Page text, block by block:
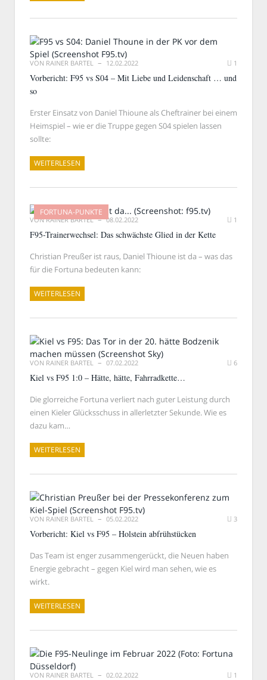
VON RAINER BARTEL 12.02.2022 1
Vorbericht: F95 vs S04 – Mit Liebe und Leidenschaft … und
so
Erster Einsatz von Daniel Thioune als Cheftrainer bei einem
Heimspiel – wie er die Truppe gegen S04 spielen lassen
sollte:
WEITERLESEN
FORTUNA-PUNKTE
VONRAINER BARTEL 08.02.2022 1
F95-Trainerwechsel: Das schwächste Glied in der Kette
Christian Preußer ist raus, Daniel Thioune ist da – was das
für die Fortuna bedeuten kann:
WEITERLESEN
VON RAINER BARTEL 07.02.2022 6
Kiel vs F95 1:0 – Hätte, hätte, Fahrradkette…
Die glorreiche Fortuna verliert nach guter Leistung durch
einen Kieler Glücksschuss in allerletzter Sekunde. Wie es
dazu kam…
WEITERLESEN
VON RAINER BARTEL 05.02.2022 3
Vorbericht: Kiel vs F95 – Holstein abfrühstücken
Das Team ist enger zusammengerückt, die Neuen haben
Energie gebracht – gegen Kiel wird man sehen, wie es
wirkt.
WEITERLESEN
VON RAINER BARTEL 02.02.2022 1